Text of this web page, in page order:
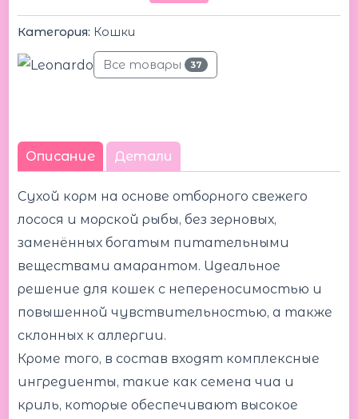
Категория: Кошки
Все товары 37
Описание Детали
Сухой корм на основе отборного свежего
лосося и морской рыбы, без зерновых,
заменённых богатым питательными
веществами амарантом. Идеальное
решение для кошек с непереносимостью и
повышенной чувствительностью, а также
склонных к аллергии.
Кроме того, в состав входят комплексные
ингредиенты, такие как семена чиа и
криль, которые обеспечивают высокое